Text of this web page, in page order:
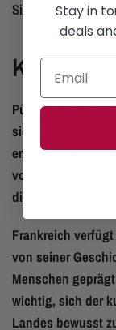
Sie sich die
Kommen
Pünktlichkeit ist
sicher, dass Sie
erscheinen.
vorher an und
die Grundlagen
Frankreich
von seiner
Menschen
wichtig, sich der
Landes bewusst
Stay in
deals